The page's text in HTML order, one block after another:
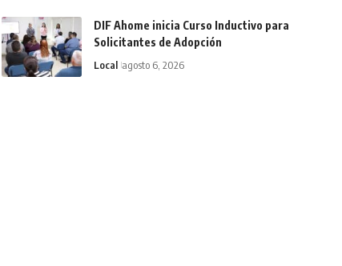
DIF Ahome inicia Curso Inductivo para
Solicitantes de Adopción
Local agosto 6, 2026